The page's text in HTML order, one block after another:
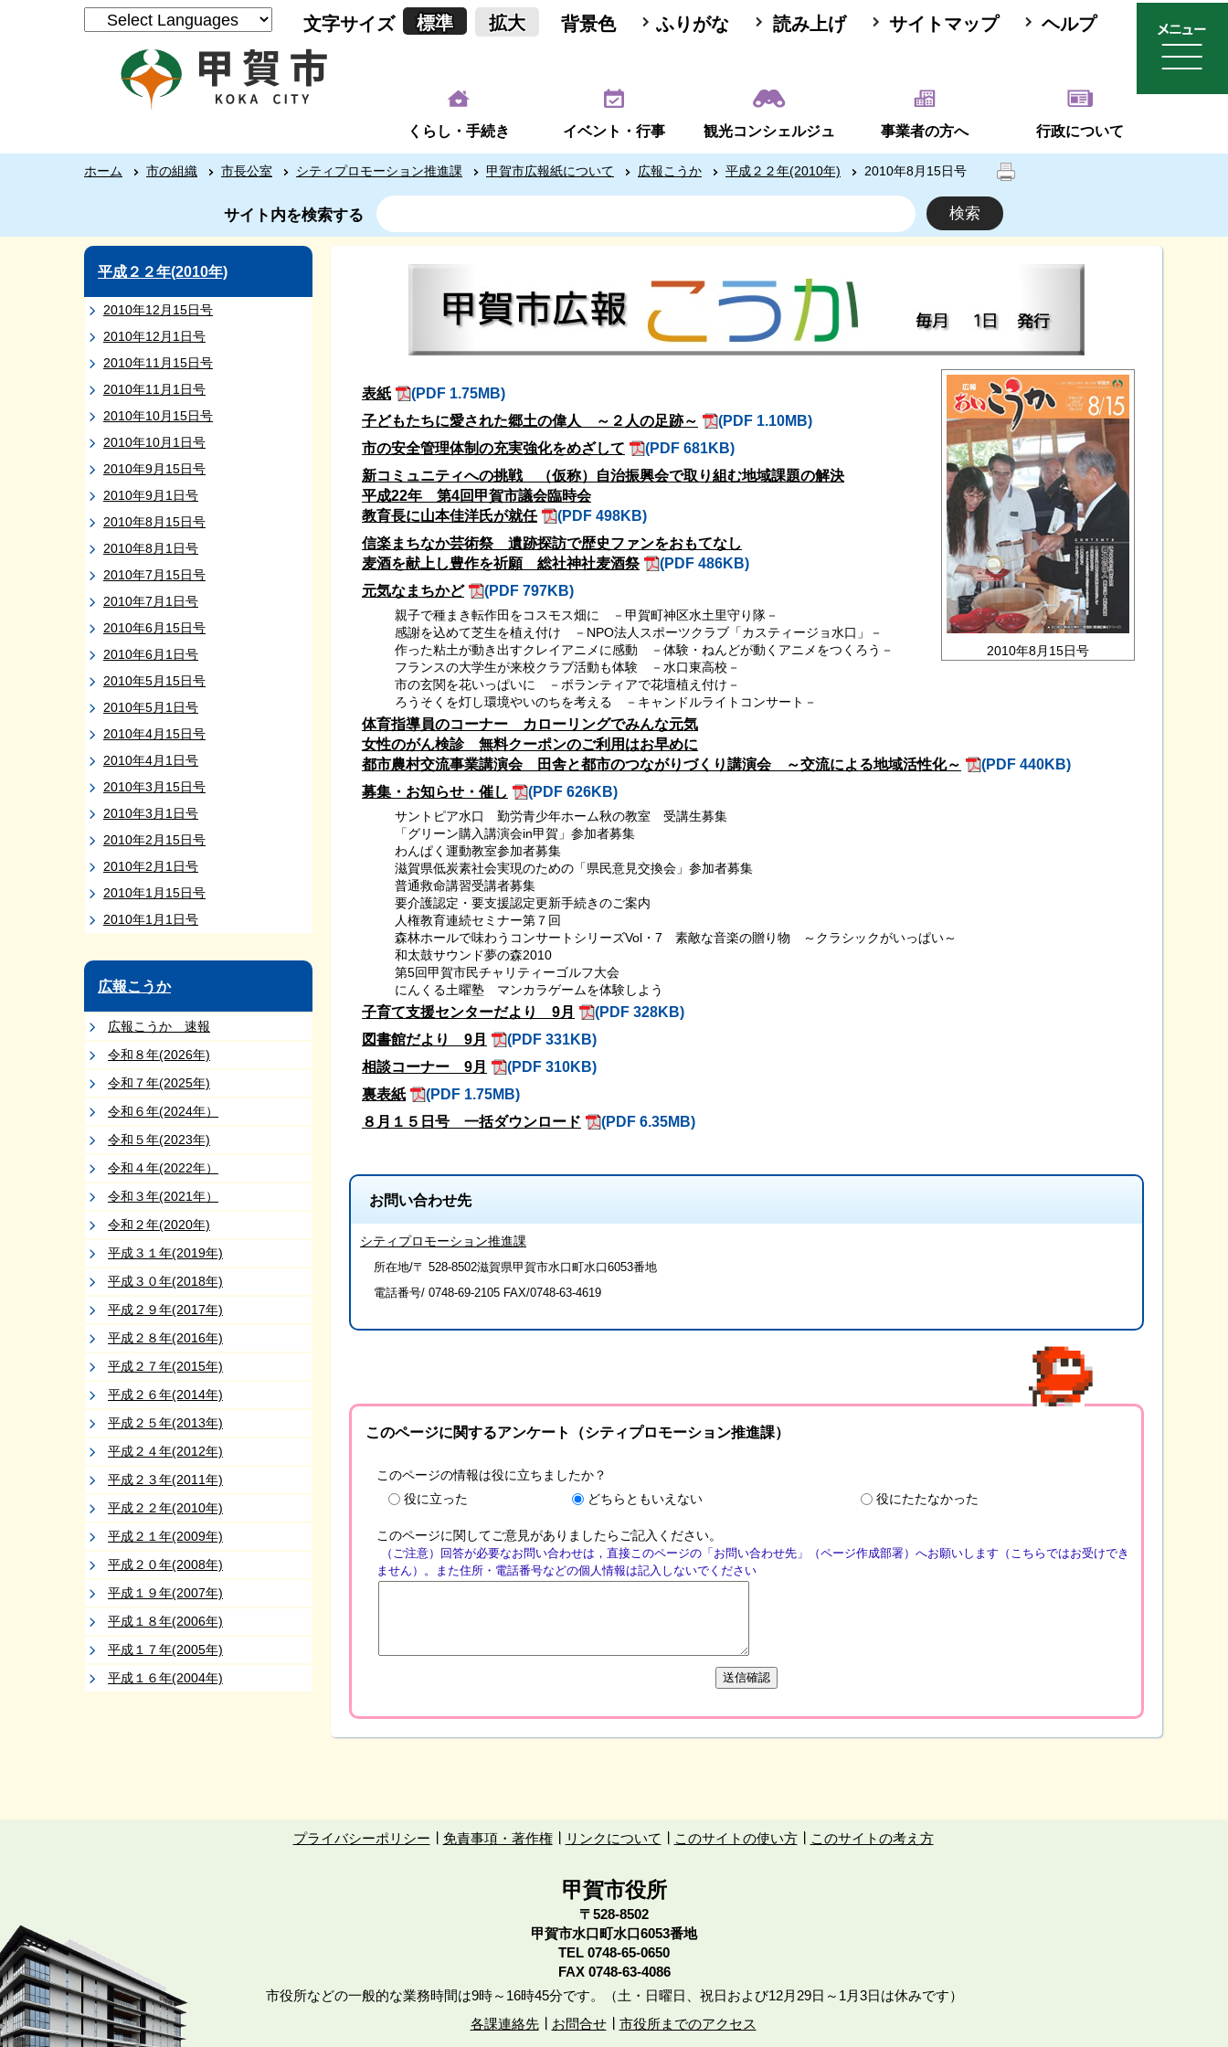
文字サイズ 標準 拡大 背景色 ふりがな 読み上げ サイトマップ ヘルプ
くらし・手続き イベント・行事 観光コンシェルジュ 事業者の方へ 行政について
ホーム 市の組織 市長公室 シティプロモーション推進課 甲賀市広報紙について 広報こうか 平成２２年(2010年) 2010年8月15日号
サイト内を検索する
平成２２年(2010年)
2010年12月15日号
2010年12月1日号
2010年11月15日号
2010年11月1日号
2010年10月15日号
2010年10月1日号
2010年9月15日号
2010年9月1日号
2010年8月15日号
2010年8月1日号
2010年7月15日号
2010年7月1日号
2010年6月15日号
2010年6月1日号
2010年5月15日号
2010年5月1日号
2010年4月15日号
2010年4月1日号
2010年3月15日号
2010年3月1日号
2010年2月15日号
2010年2月1日号
2010年1月15日号
2010年1月1日号
広報こうか
広報こうか 速報
令和８年(2026年)
令和７年(2025年)
令和６年(2024年）
令和５年(2023年)
令和４年(2022年）
令和３年(2021年）
令和２年(2020年)
平成３１年(2019年)
平成３０年(2018年)
平成２９年(2017年)
平成２８年(2016年)
平成２７年(2015年)
平成２６年(2014年)
平成２５年(2013年)
平成２４年(2012年)
平成２３年(2011年)
平成２２年(2010年)
平成２１年(2009年)
平成２０年(2008年)
平成１９年(2007年)
平成１８年(2006年)
平成１７年(2005年)
平成１６年(2004年)
2010年8月15日号
表紙
(PDF 1.75MB)
子どもたちに愛された郷土の偉人 ～２人の足跡～
(PDF 1.10MB)
市の安全管理体制の充実強化をめざして
(PDF 681KB)
新コミュニティへの挑戦 （仮称）自治振興会で取り組む地域課題の解決
平成22年 第4回甲賀市議会臨時会
教育長に山本佳洋氏が就任
(PDF 498KB)
信楽まちなか芸術祭 遺跡探訪で歴史ファンをおもてなし
麦酒を献上し豊作を祈願 総社神社麦酒祭
(PDF 486KB)
元気なまちかど
(PDF 797KB)
親子で種まき転作田をコスモス畑に －甲賀町神区水土里守り隊－
感謝を込めて芝生を植え付け －NPO法人スポーツクラブ「カスティージョ水口」－
作った粘土が動き出すクレイアニメに感動 －体験・ねんどが動くアニメをつくろう－
フランスの大学生が来校クラブ活動も体験 －水口東高校－
市の玄関を花いっぱいに －ボランティアで花壇植え付け－
ろうそくを灯し環境やいのちを考える －キャンドルライトコンサート－
体育指導員のコーナー カローリングでみんな元気
女性のがん検診 無料クーポンのご利用はお早めに
都市農村交流事業講演会 田舎と都市のつながりづくり講演会 ～交流による地域活性化～
(PDF 440KB)
募集・お知らせ・催し
(PDF 626KB)
サントピア水口 勤労青少年ホーム秋の教室 受講生募集
「グリーン購入講演会in甲賀」参加者募集
わんぱく運動教室参加者募集
滋賀県低炭素社会実現のための「県民意見交換会」参加者募集
普通救命講習受講者募集
要介護認定・要支援認定更新手続きのご案内
人権教育連続セミナー第７回
森林ホールで味わうコンサートシリーズVol・7 素敵な音楽の贈り物 ～クラシックがいっぱい～
和太鼓サウンド夢の森2010
第5回甲賀市民チャリティーゴルフ大会
にんくる土曜塾 マンカラゲームを体験しよう
子育て支援センターだより 9月
(PDF 328KB)
図書館だより 9月
(PDF 331KB)
相談コーナー 9月
(PDF 310KB)
裏表紙
(PDF 1.75MB)
８月１５日号 一括ダウンロード
(PDF 6.35MB)
お問い合わせ先
シティプロモーション推進課
所在地/〒 528-8502滋賀県甲賀市水口町水口6053番地
電話番号/ 0748-69-2105 FAX/0748-63-4619
このページに関するアンケート（シティプロモーション推進課）
このページの情報は役に立ちましたか？
役に立った
どちらともいえない 役にたたなかった
このページに関してご意見がありましたらご記入ください。
（ご注意）回答が必要なお問い合わせは，直接このページの「お問い合わせ先」（ページ作成部署）へお願いします（こちらではお受けでき
ません）。また住所・電話番号などの個人情報は記入しないでください
プライバシーポリシー 免責事項・著作権 リンクについて このサイトの使い方 このサイトの考え方
甲賀市役所
〒528-8502
甲賀市水口町水口6053番地
TEL 0748-65-0650
FAX 0748-63-4086
市役所などの一般的な業務時間は9時～16時45分です。（土・日曜日、祝日および12月29日～1月3日は休みです）
各課連絡先
お問合せ 市役所までのアクセス